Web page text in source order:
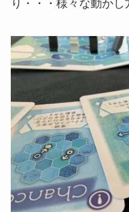
り・・・様々な動かし